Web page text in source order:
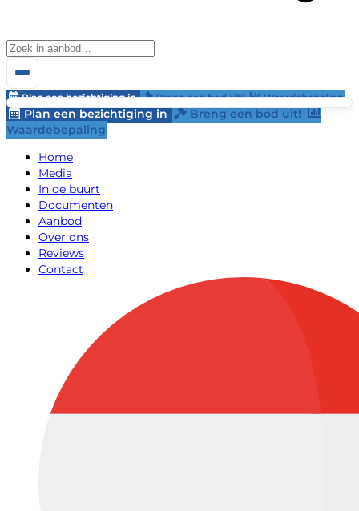
Plan een bezichtiging in Breng een bod uit! Waardebepaling
Plan een bezichtiging in
Breng een bod uit!
Waardebepaling
Home
Media
In de buurt
Documenten
Aanbod
Over ons
Reviews
Contact